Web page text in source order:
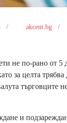
/ akcent.bg /
не по-рано от 5
за целта трябва
търговците
и